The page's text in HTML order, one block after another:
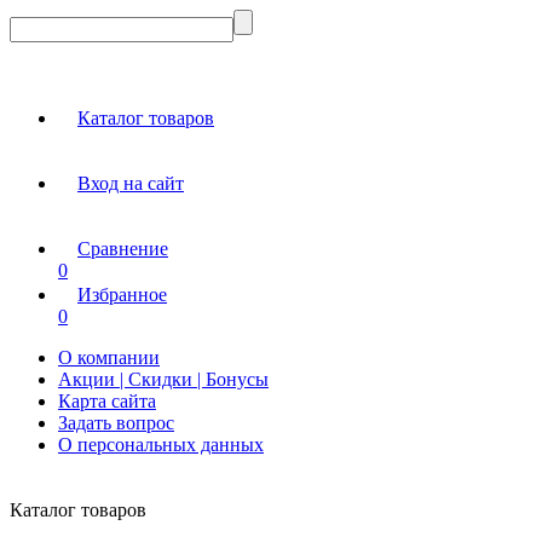
Каталог товаров
Вход на сайт
Сравнение
0
Избранное
0
О компании
Акции | Скидки | Бонусы
Карта сайта
Задать вопрос
О персональных данных
Каталог товаров